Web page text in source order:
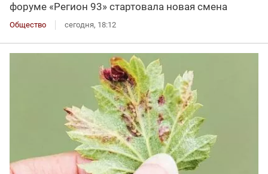
форуме «Регион 93» стартовала новая смена
Общество сегодня, 18:12